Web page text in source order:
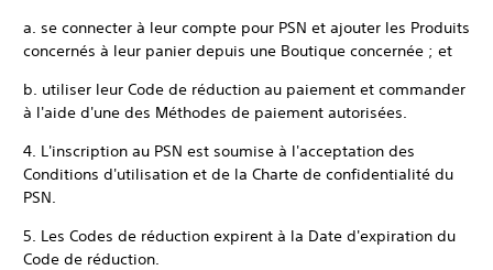
a. se connecter à leur compte pour PSN et ajouter les Produits
concernés à leur panier depuis une Boutique concernée ; et
b. utiliser leur Code de réduction au paiement et commander
à l'aide d'une des Méthodes de paiement autorisées.
4. L'inscription au PSN est soumise à l'acceptation des
Conditions d'utilisation et de la Charte de confidentialité du
PSN.
5. Les Codes de réduction expirent à la Date d'expiration du
Code de réduction.